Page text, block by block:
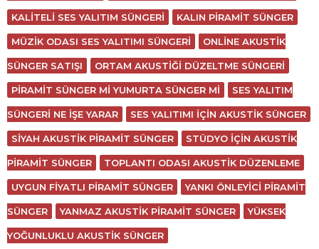
KALITELI SES YALITIM SÜNGERI KALIN PIRAMIT SÜNGER
MÜZIK ODASI SES YALITIMI SÜNGERI ONLINE AKUSTIK
SÜNGER SATIŞI ORTAM AKUSTIĞI DÜZELTME SÜNGERI
PIRAMIT SÜNGER MI YUMURTA SÜNGER MI SES YALITIM
SÜNGERI NE IŞE YARAR SES YALITIMI IÇIN AKUSTIK SÜNGER
SIYAH AKUSTIK PIRAMIT SÜNGER STÜDYO IÇIN AKUSTIK
PIRAMIT SÜNGER TOPLANTI ODASI AKUSTIK DÜZENLEME
UYGUN FIYATLI PIRAMIT SÜNGER YANKI ÖNLEYICI PIRAMIT
SÜNGER YANMAZ AKUSTIK PIRAMIT SÜNGER YÜKSEK
YOĞUNLUKLU AKUSTIK SÜNGER